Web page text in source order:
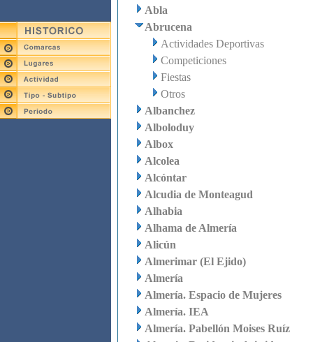
Abla
Abrucena
Actividades Deportivas
Competiciones
Fiestas
Otros
Albanchez
Alboloduy
Albox
Alcolea
Alcóntar
Alcudia de Monteagud
Alhabia
Alhama de Almería
Alicún
Almerimar (El Ejido)
Almería
Almería. Espacio de Mujeres
Almería. IEA
Almería. Pabellón Moises Ruíz